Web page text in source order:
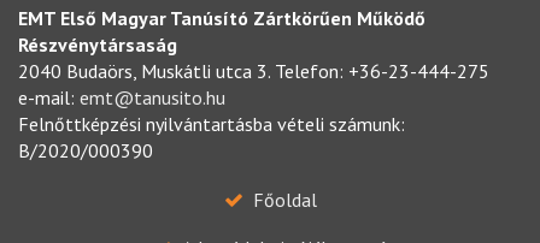
EMT Első Magyar Tanúsító Zártkörűen Működő
Részvénytársaság
2040 Budaörs, Muskátli utca 3. Telefon: +36-23-444-275
e-mail: emt@tanusito.hu
Felnőttképzési nyilvántartásba vételi számunk:
B/2020/000390
Főoldal